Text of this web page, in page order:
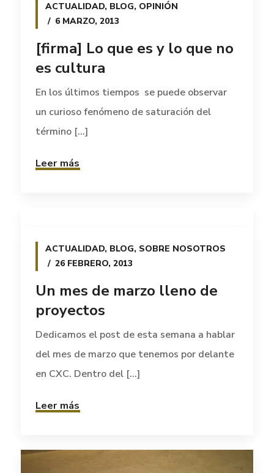
ACTUALIDAD, BLOG, OPINIÓN
6 MARZO, 2013
[firma] Lo que es y lo que no
es cultura
En los últimos tiempos se puede observar
un curioso fenómeno de saturación del
término [...]
Leer más
ACTUALIDAD, BLOG, SOBRE NOSOTROS
26 FEBRERO, 2013
Un mes de marzo lleno de
proyectos
Dedicamos el post de esta semana a hablar
del mes de marzo que tenemos por delante
en CXC. Dentro del [...]
Leer más